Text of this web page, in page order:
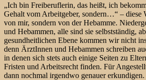
„Ich bin Freiberuflerin, das heißt, ich
Gehalt vom Arbeitgeber, sondern…“ – diese
von mir, sondern von der Hebamme.
und Hebammen, alle sind sie selbstständig,
gesundheitlichen Ebene kommen wir nicht
denn ÄrztInnen und Hebammen schreiben
in denen sich stets auch einige Seiten zu
Fristen und Arbeitsrecht finden. Für
dann nochmal irgendwo genauer erkundigen.